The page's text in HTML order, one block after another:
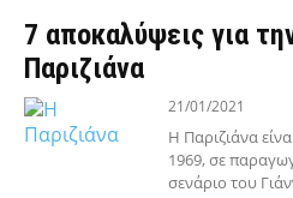
7 αποκαλύψεις για
Παριζιάνα
21/01/2021
Η Παριζιάνα
1969, σε
σενάριο του